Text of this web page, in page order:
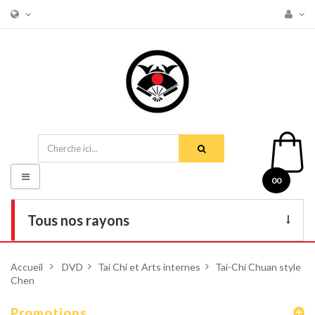
00
Tous nos rayons
Armes
Basculer
la
navigation
Accueil > DVD > Tai Chi et Arts internes > Tai-Chi Chuan style
Chen